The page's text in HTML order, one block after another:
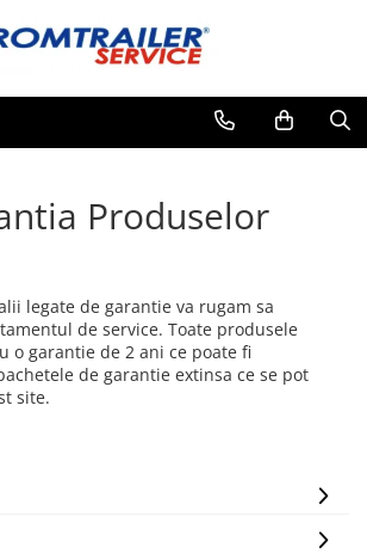
Produselor
legate de garantie va rugam sa
de service. Toate produsele
o garantie de 2 ani ce poate fi
de garantie extinsa ce se pot
site.